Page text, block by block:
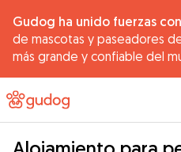
Gudog ha unido fuerzas
de mascotas y paseadores
más grande y confiable del